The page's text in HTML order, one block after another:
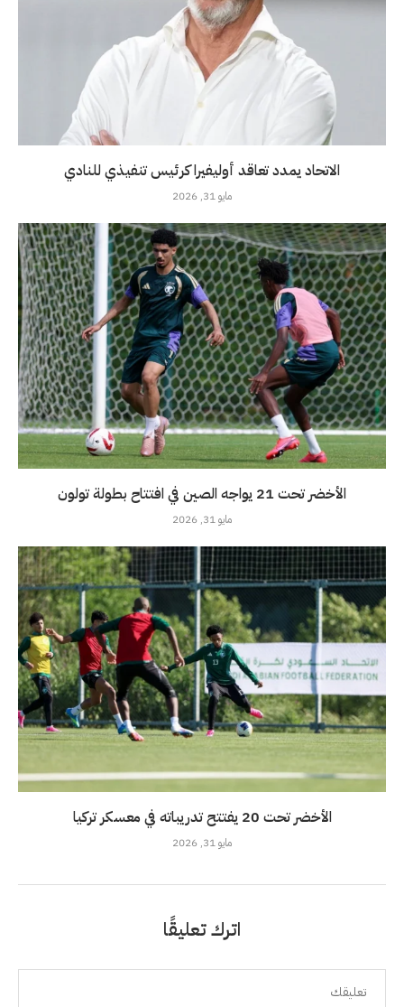
الاتحاد يمدد تعاقد أوليفيرا كرئيس تنفيذي للنادي
مايو 31, 2026
الأخضر تحت 21 يواجه الصين في افتتاح بطولة تولون
مايو 31, 2026
الأخضر تحت 20 يفتتح تدريباته في معسكر تركيا
مايو 31, 2026
اترك تعليقًا